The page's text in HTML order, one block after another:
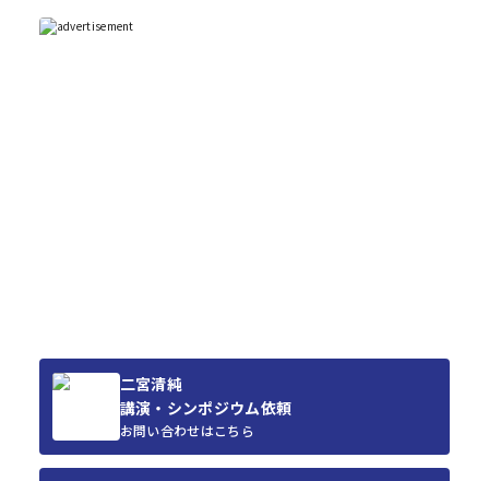
二宮清純
講演・シンポジウム依頼
お問い合わせはこちら